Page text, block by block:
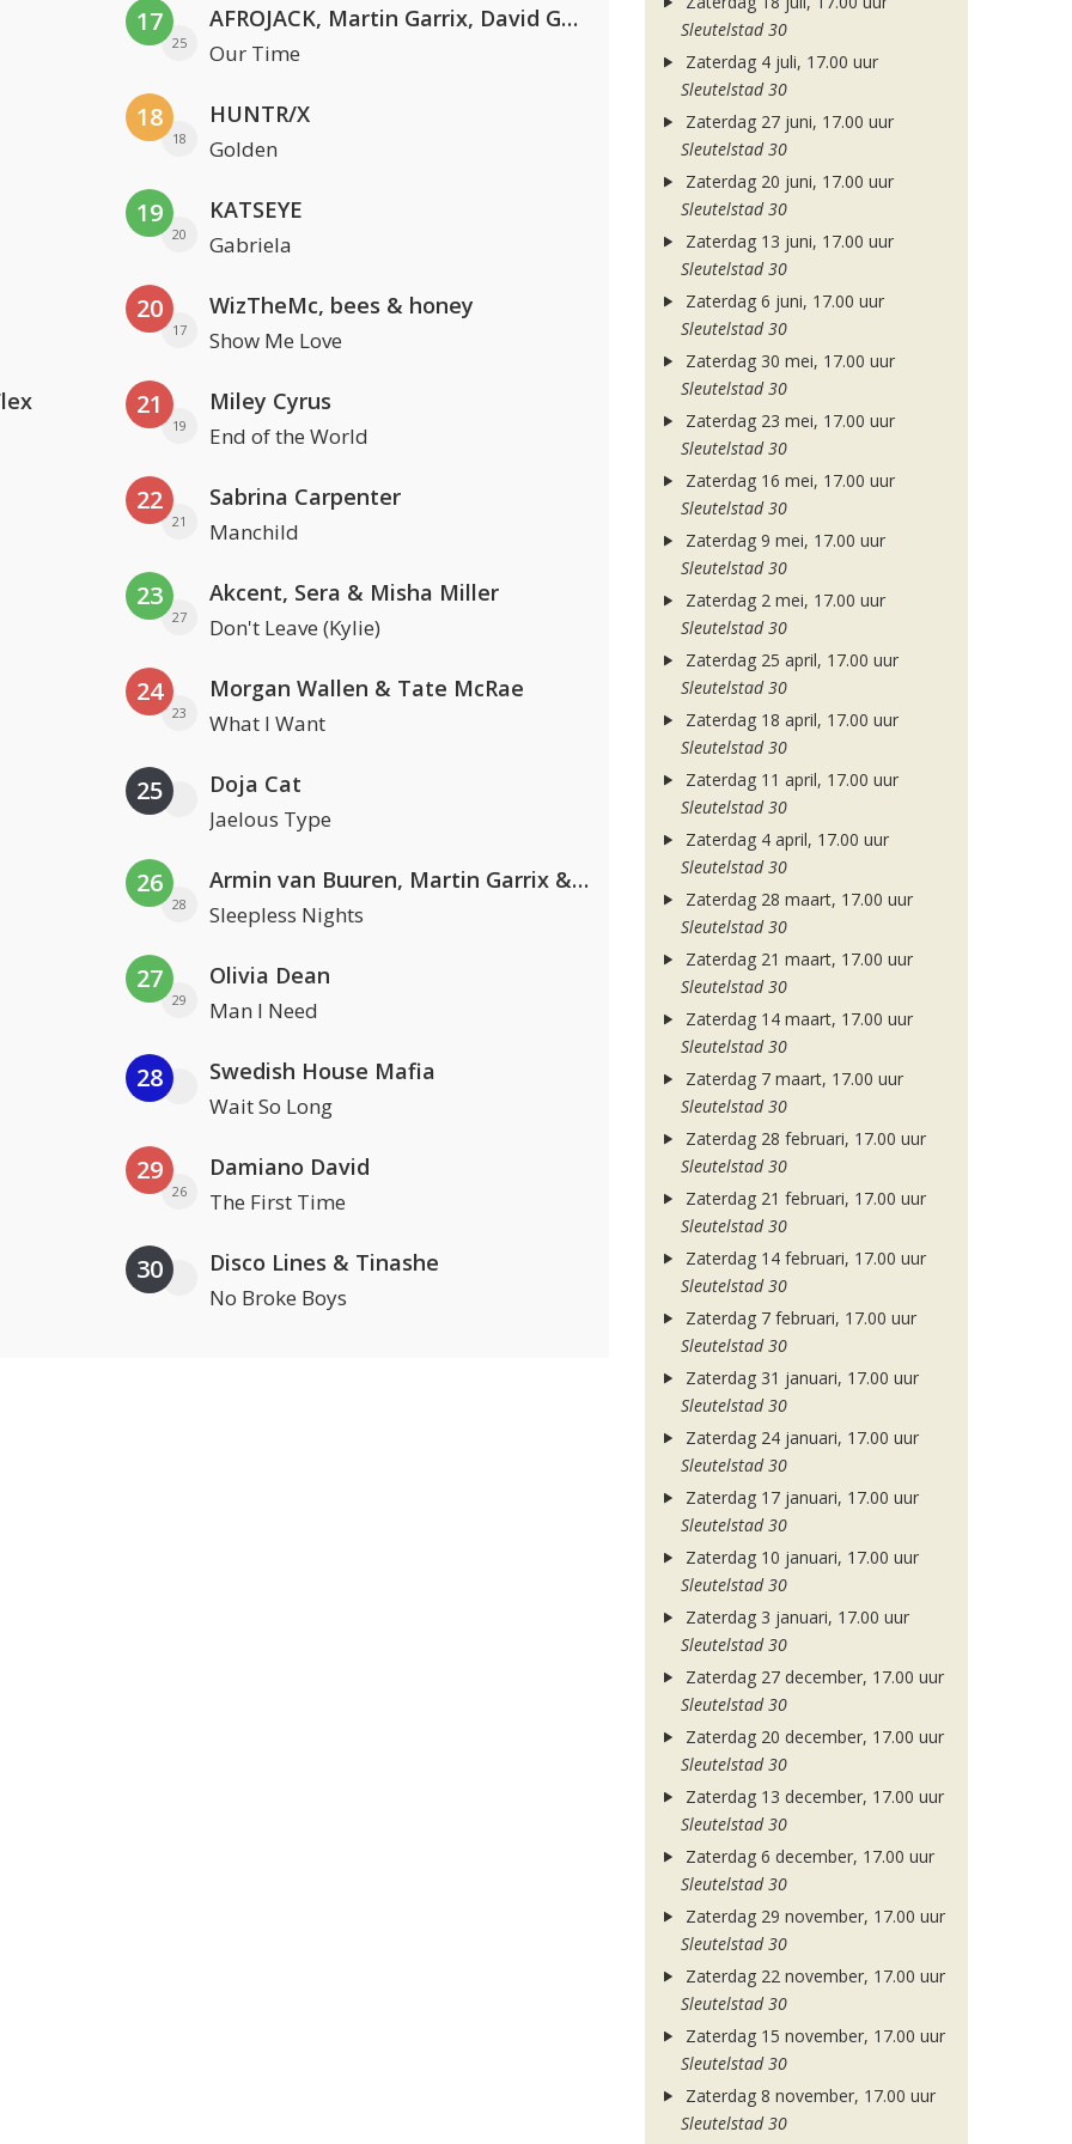
17
25
AFROJACK, Martin Garrix, David Guetta & Amél
Our Time
18
18
HUNTR/X
Golden
19
20
KATSEYE
Gabriela
20
17
WizTheMc, bees & honey
Show Me Love
21
19
Miley Cyrus
End of the World
22
21
Sabrina Carpenter
Manchild
23
27
Akcent, Sera & Misha Miller
Don't Leave (Kylie)
24
23
Morgan Wallen & Tate McRae
What I Want
25 Doja Cat
Jaelous Type
26
28
Armin van Buuren, Martin Garrix & Libby Whitehouse
Sleepless Nights
27
29
Olivia Dean
Man I Need
28 Swedish House Mafia
Wait So Long
29
26
Damiano David
The First Time
30 Disco Lines & Tinashe
No Broke Boys
Sleutelstad 30
Zaterdag 4 juli, 17.00 uur
Sleutelstad 30
Zaterdag 27 juni, 17.00 uur
Sleutelstad 30
Zaterdag 20 juni, 17.00 uur
Sleutelstad 30
Zaterdag 13 juni, 17.00 uur
Sleutelstad 30
Zaterdag 6 juni, 17.00 uur
Sleutelstad 30
Zaterdag 30 mei, 17.00 uur
Sleutelstad 30
Zaterdag 23 mei, 17.00 uur
Sleutelstad 30
Zaterdag 16 mei, 17.00 uur
Sleutelstad 30
Zaterdag 9 mei, 17.00 uur
Sleutelstad 30
Zaterdag 2 mei, 17.00 uur
Sleutelstad 30
Zaterdag 25 april, 17.00 uur
Sleutelstad 30
Zaterdag 18 april, 17.00 uur
Sleutelstad 30
Zaterdag 11 april, 17.00 uur
Sleutelstad 30
Zaterdag 4 april, 17.00 uur
Sleutelstad 30
Zaterdag 28 maart, 17.00 uur
Sleutelstad 30
Zaterdag 21 maart, 17.00 uur
Sleutelstad 30
Zaterdag 14 maart, 17.00 uur
Sleutelstad 30
Zaterdag 7 maart, 17.00 uur
Sleutelstad 30
Zaterdag 28 februari, 17.00 uur
Sleutelstad 30
Zaterdag 21 februari, 17.00 uur
Sleutelstad 30
Zaterdag 14 februari, 17.00 uur
Sleutelstad 30
Zaterdag 7 februari, 17.00 uur
Sleutelstad 30
Zaterdag 31 januari, 17.00 uur
Sleutelstad 30
Zaterdag 24 januari, 17.00 uur
Sleutelstad 30
Zaterdag 17 januari, 17.00 uur
Sleutelstad 30
Zaterdag 10 januari, 17.00 uur
Sleutelstad 30
Zaterdag 3 januari, 17.00 uur
Sleutelstad 30
Zaterdag 27 december, 17.00 uur
Sleutelstad 30
Zaterdag 20 december, 17.00 uur
Sleutelstad 30
Zaterdag 13 december, 17.00 uur
Sleutelstad 30
Zaterdag 6 december, 17.00 uur
Sleutelstad 30
Zaterdag 29 november, 17.00 uur
Sleutelstad 30
Zaterdag 22 november, 17.00 uur
Sleutelstad 30
Zaterdag 15 november, 17.00 uur
Sleutelstad 30
Zaterdag 8 november, 17.00 uur
Sleutelstad 30